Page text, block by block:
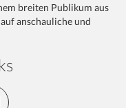
breiten Publikum aus
anschauliche und